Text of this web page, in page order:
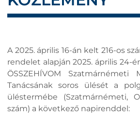
A 2025. április 16-án kelt 216-os
rendelet alapján 2025. április 24-
ÖSSZEHÍVOM Szatmárnémeti
Tanácsának soros ülését a
üléstermébe (Szatmárnémeti,
szám) a következő napirenddel: